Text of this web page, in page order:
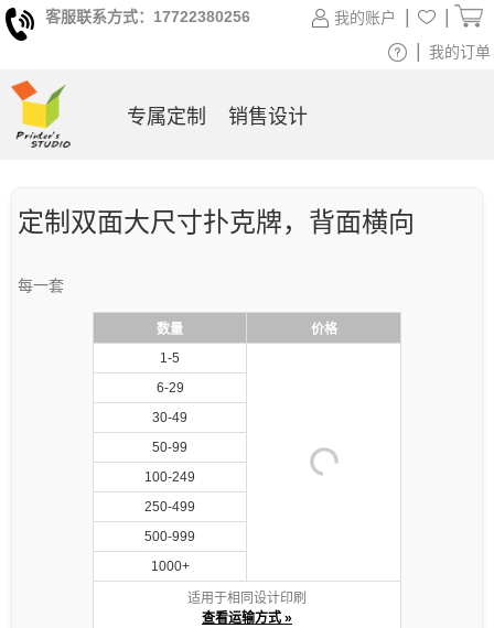
定制双面大尺寸扑克牌，背面横向
每一套
数量
价格
1-5
6-29
30-49
50-99
100-249
250-499
500-999
1000+
适用于相同设计印刷
查看运输方式 »
客服联系方式：17722380256 我的账户
我的订单
专属定制 销售设计